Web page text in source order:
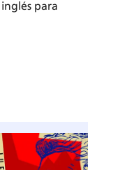
para